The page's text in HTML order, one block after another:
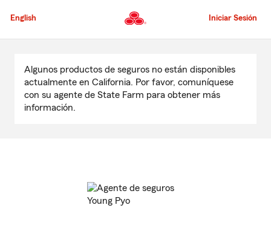
al
principal
English Iniciar Sesión
contenido
principal
Algunos productos de seguros no están disponibles
actualmente en California. Por favor, comuníquese
con su agente de State Farm para obtener más
información.